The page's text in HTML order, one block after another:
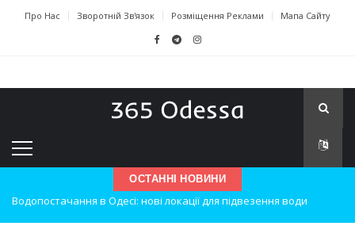
Про Нас Зворотній Зв'язок Розміщення Реклами Мапа Сайту
ОСТАННІ НОВИНИ
Нічна атака на Одесу: наслідки вибухів